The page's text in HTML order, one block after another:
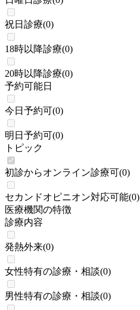
祝日診療(0)
18時以降診療(0)
20時以降診療(0)
予約可能日
今日予約可(0)
明日予約可(0)
トピック
初診からオンライン診療可(0)
セカンドオピニオン対応可能(0)
医療機関の特徴
診療内容
発熱外来(0)
女性特有の診療・相談(0)
男性特有の診療・相談(0)